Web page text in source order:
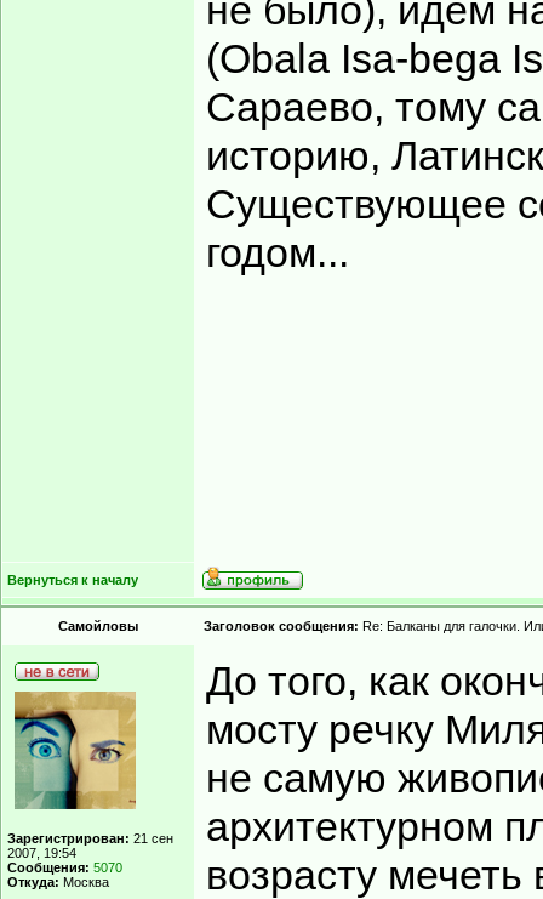
не было), идём
(Obala Isa-bega
Сараево, тому
историю,
Существующее
годом...
Вернуться к началу
Самойловы Заголовок сообщения: Re: Балканы для галочки.
Зарегистрирован: 21 сен
2007, 19:54
Сообщения: 5070
Откуда: Москва
До того, как
мосту речку
не самую
архитектурном
возрасту